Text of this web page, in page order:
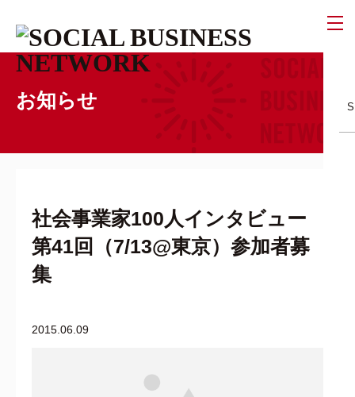
お知らせ
社会事業家100人インタビュー
第41回（7/13@東京）参加者募
集
2015.06.09